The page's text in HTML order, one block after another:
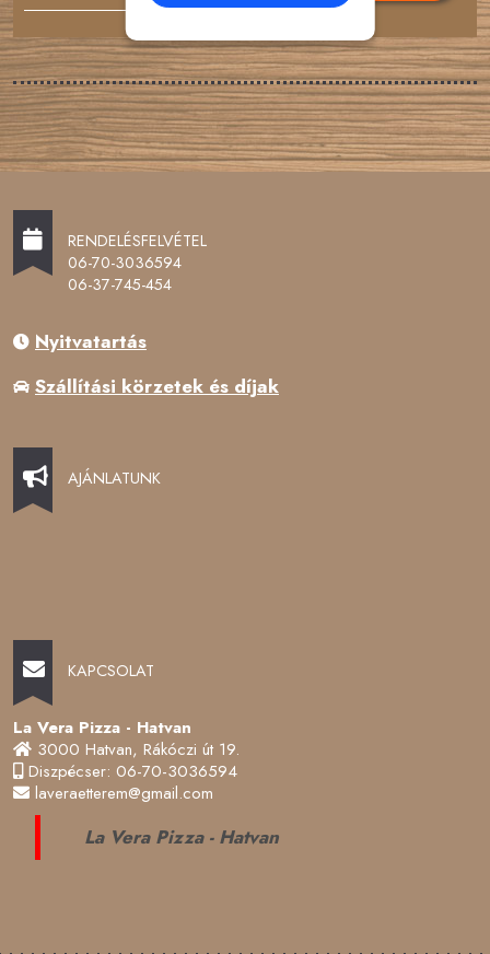
RENDELÉSFELVÉTEL
06-70-3036594
06-37-745-454
Nyitvatartás
Szállítási körzetek és díjak
AJÁNLATUNK
KAPCSOLAT
La Vera Pizza - Hatvan
3000 Hatvan, Rákóczi út 19.
Diszpécser: 06-70-3036594
laveraetterem@gmail.com
La Vera Pizza - Hatvan